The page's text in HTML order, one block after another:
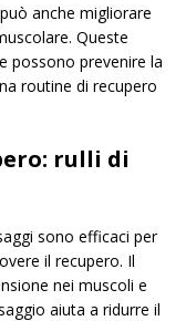
anche migliorare
Queste
possono prevenire la
routine di recupero
rulli di
sono efficaci per
il recupero. Il
nei muscoli e
aiuta a ridurre il